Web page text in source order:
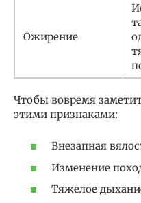
Ожирение
Чтобы вовремя
этими признаками:
Внезапная
Изменение
Тяжелое